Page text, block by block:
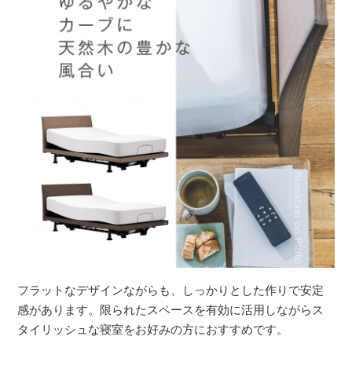
フラットなデザインながらも、しっかりとした作りで安定
感があります。限られたスペースを有効に活用しながらス
タイリッシュな寝室をお好みの方におすすめです。